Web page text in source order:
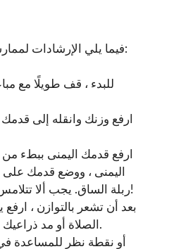
فيما يلي الإرشادات لممارسة وضعية الشجرة بأمان:
للبدء ، قف طويلًا مع
ارفع وزنك وانقله إلى
ارفع قدمك اليمنى ببطء
اليمنى ، ووضع قدمك على
ربلة الساق. يجب ألا تتلامس قدمك مع مفصل الركبة!
بعد أن تشعر بالتوازن ،
الصلاة أو مد ذراعيك فوق رأسك مع راحة يدك.